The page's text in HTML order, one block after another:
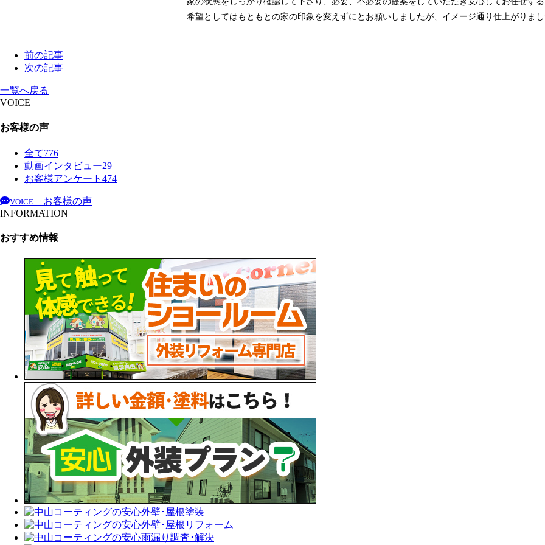
希望としてはもともとの家の印象を変えずにとお願いしましたが、イメージ通り仕上がりまし
前の記事
次の記事
一覧へ戻る
VOICE
お客様の声
全て776
動画インタビュー29
お客様アンケート 474
VOICE
お客様の声
INFORMATION
おすすめ情報